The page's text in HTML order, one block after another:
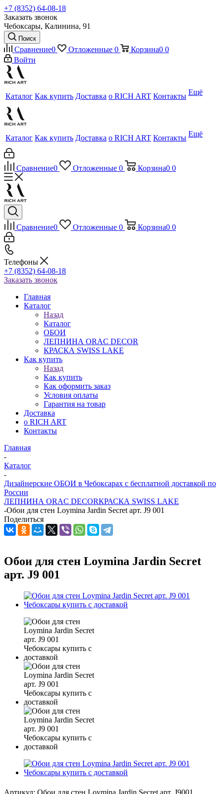
+7 (8352) 64-08-18
Заказать звонок
Чебоксары, Калинина, 91
Поиск
Сравнение0 Отложенные 0 Корзина0 0
Войти
Каталог Как купить Доставка о RICH ART Контакты Ещё
Каталог Как купить Доставка о RICH ART Контакты Ещё
Сравнение0 Отложенные 0 Корзина0 0
Сравнение0 Отложенные 0 Корзина0 0
Телефоны
+7 (8352) 64-08-18
Заказать звонок
Главная
Каталог
Назад
Каталог
ОБОИ
ЛЕПНИНА ORAC DECOR
КРАСКА SWISS LAKE
Как купить
Назад
Как купить
Как оформить заказ
Условия оплаты
Гарантия на товар
Доставка
о RICH ART
Контакты
Главная
-
Каталог
-
Дизайнерские ОБОИ в Чебоксарах с бесплатной доставкой по
России
ЛЕПНИНА ORAC DECORКРАСКА SWISS LAKE
-Обои для стен Loymina Jardin Secret арт. J9 001
Поделиться
Обои для стен Loymina Jardin Secret
арт. J9 001
Артикул: Обои для стен Loymina Jardin Secret арт. J9001